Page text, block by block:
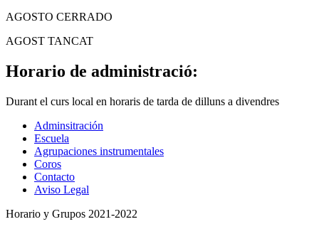
AGOSTO CERRADO
AGOST TANCAT
Horario de administració:
Durant el curs local en horaris de tarda de dilluns a divendres
Adminsitración
Escuela
Agrupaciones instrumentales
Coros
Contacto
Aviso Legal
Horario y Grupos 2021-2022